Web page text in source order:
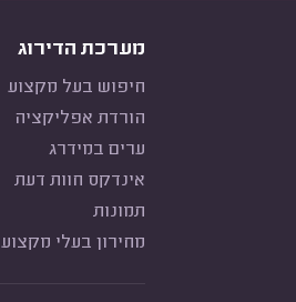
מערכת הדירוג
חיפוש בעל מקצוע
הורדת אפליקציה
ערים במידרג
אינדקס חוות דעת
תמונות
מחירון בעלי מקצוע